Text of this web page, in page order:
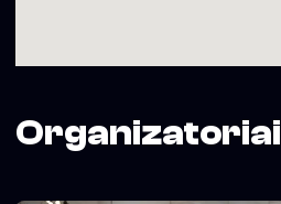
Organizatoriai